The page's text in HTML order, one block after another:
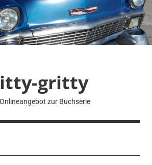
gritty
zur Buchserie